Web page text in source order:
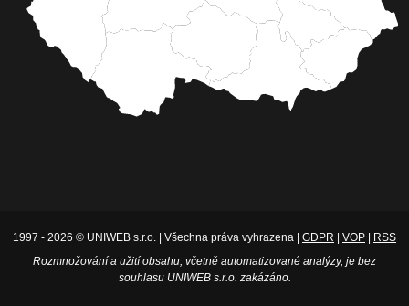
1997 - 2026 © UNIWEB s.r.o. | Všechna práva vyhrazena | GDPR VOP
RSS
Rozmnožování a užití obsahu, včetně automatizované analýzy, je bez
souhlasu UNIWEB s.r.o. zakázáno.